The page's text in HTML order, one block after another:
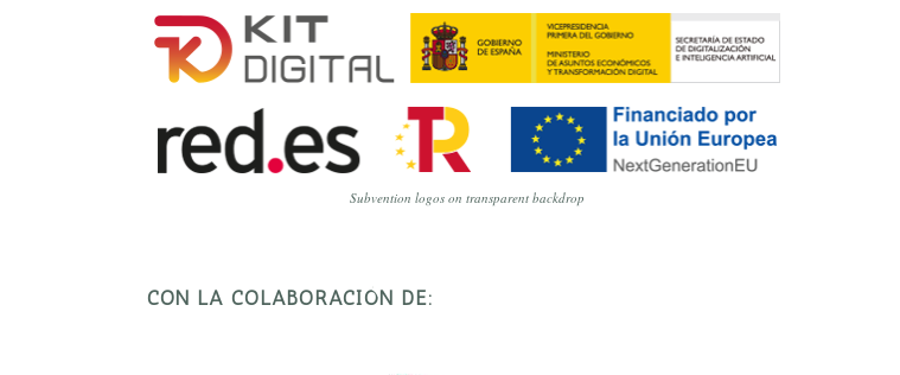
Subvention logos on transparent backdrop
CON LA COLABORACIÓN DE: